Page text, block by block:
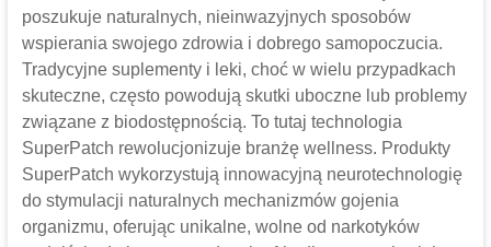
poszukuje naturalnych, nieinwazyjnych sposobów
wspierania swojego zdrowia i dobrego samopoczucia.
Tradycyjne suplementy i leki, choć w wielu przypadkach
skuteczne, często powodują skutki uboczne lub problemy
związane z biodostępnością. To tutaj technologia
SuperPatch rewolucjonizuje branżę wellness. Produkty
SuperPatch wykorzystują innowacyjną neurotechnologię
do stymulacji naturalnych mechanizmów gojenia
organizmu, oferując unikalne, wolne od narkotyków